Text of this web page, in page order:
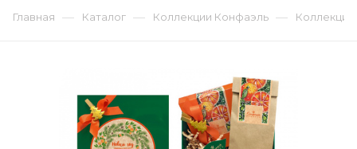
Главная — Каталог — Коллекции Конфаэль —